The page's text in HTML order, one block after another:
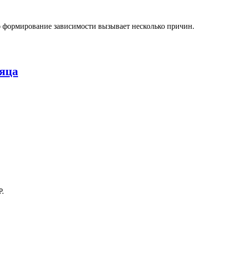
зависимости вызывает несколько причин.